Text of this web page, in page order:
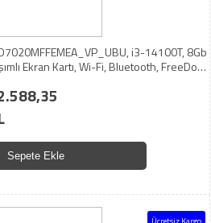
i3-14100T, 8Gb
Ekran Kartı, Wi-Fi, Bluetooth, FreeDos,
Sepete Ekle